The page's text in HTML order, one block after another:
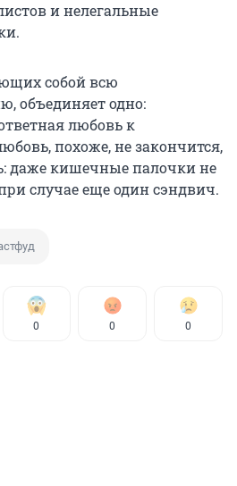
и нелегальные
собой всю
объединяет одно:
любовь к
похоже, не закончится,
даже кишечные палочки не
случае еще один сэндвич.
0 0 0